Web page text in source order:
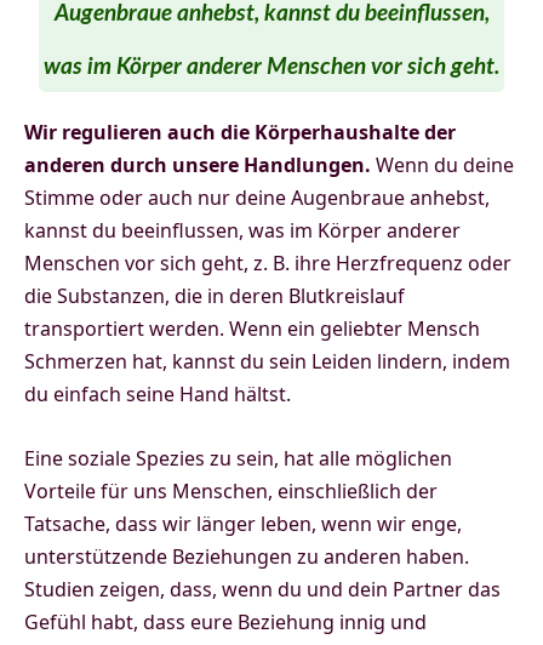
Augenbraue anhebst, kannst du beeinflussen,
was im Körper anderer Menschen vor sich geht.
Wir regulieren auch die Körperhaushalte der
anderen durch unsere Handlungen. Wenn du deine
Stimme oder auch nur deine Augenbraue anhebst,
kannst du beeinflussen, was im Körper anderer
Menschen vor sich geht, z. B. ihre Herzfrequenz oder
die Substanzen, die in deren Blutkreislauf
transportiert werden. Wenn ein geliebter Mensch
Schmerzen hat, kannst du sein Leiden lindern, indem
du einfach seine Hand hältst.
Eine soziale Spezies zu sein, hat alle möglichen
Vorteile für uns Menschen, einschließlich der
Tatsache, dass wir länger leben, wenn wir enge,
unterstützende Beziehungen zu anderen haben.
Studien zeigen, dass, wenn du und dein Partner das
Gefühl habt, dass eure Beziehung innig und